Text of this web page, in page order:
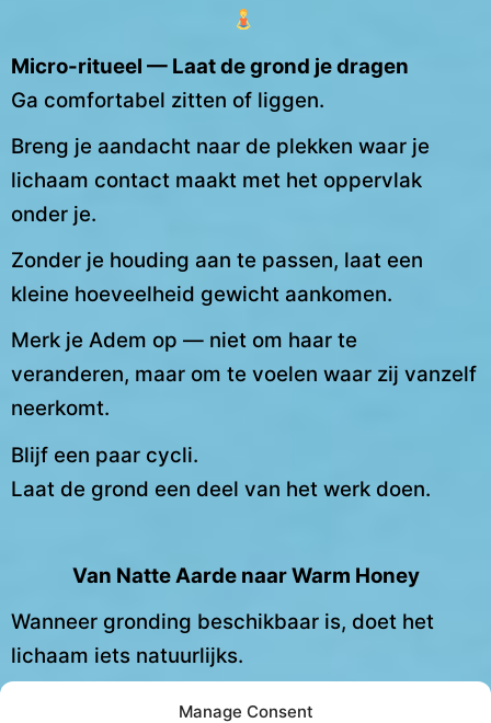
Manage Consent
Micro-ritueel — Laat de grond je dragen
Ga comfortabel zitten of liggen.
Breng je aandacht naar de plekken waar je
lichaam contact maakt met het oppervlak
onder je.
Zonder je houding aan te passen, laat een
kleine hoeveelheid gewicht aankomen.
Merk je Adem op — niet om haar te
veranderen, maar om te voelen waar zij vanzelf
neerkomt.
Blijf een paar cycli.
Laat de grond een deel van het werk doen.
Van Natte Aarde naar Warm Honey
Wanneer gronding beschikbaar is, doet het
lichaam iets natuurlijks.
Het begint te ontvangen.